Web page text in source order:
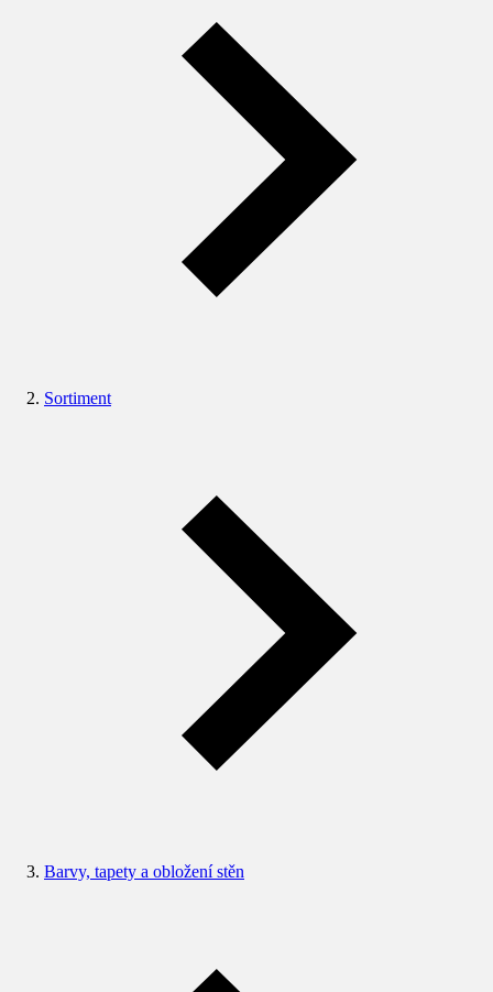
Sortiment
Barvy, tapety a obložení stěn